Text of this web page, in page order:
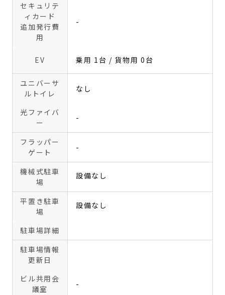
セキュリテ
ィカード
追加発行費
用
-
EV 乗用 1台 / 貨物用 0台
ユニバーサ
ルトイレ
なし
光ファイバ
ー
-
フラッパー
ゲート
-
機械式駐車
場
設備なし
平置き駐車
場
設備なし
駐車場詳細
駐車場情報
更新日
ビル共用会
議室
-